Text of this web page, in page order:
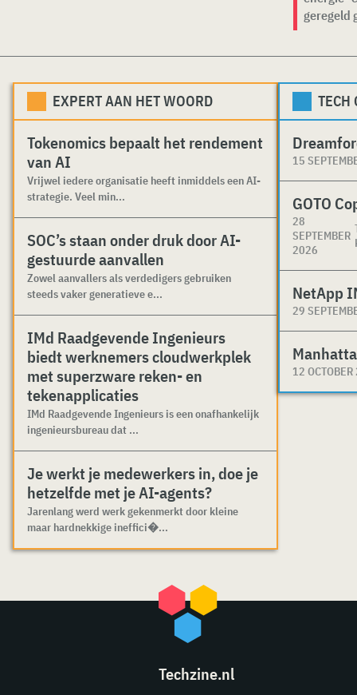
geregeld
EXPERT AAN HET WOORD
Tokenomics bepaalt het rendement
van AI
Vrijwel iedere organisatie heeft inmiddels een AI-
strategie. Veel min...
SOC’s staan onder druk door AI-
gestuurde aanvallen
Zowel aanvallers als verdedigers gebruiken
steeds vaker generatieve e...
IMd Raadgevende Ingenieurs
biedt werknemers cloudwerkplek
met superzware reken- en
tekenapplicaties
IMd Raadgevende Ingenieurs is een onafhankelijk
ingenieursbureau dat ...
Je werkt je medewerkers in, doe je
hetzelfde met je AI-agents?
Jarenlang werd werk gekenmerkt door kleine
maar hardnekkige ineffici�...
TECH
15
GOTO
28
SEPTEMBER
2026
NetApp
29
12
Techzine.nl